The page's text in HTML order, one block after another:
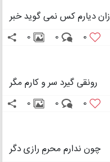
زان دیارم کس نمی گوید خبر
0
0
0
رونقی گیرد سر و کارم مگر
0
0
0
چون ندارم محرمِ رازی دگر